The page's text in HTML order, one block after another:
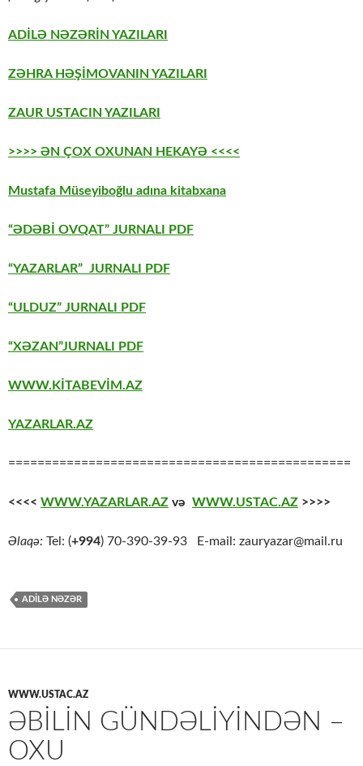
ADİLƏ NƏZƏRİN YAZILARI
ZƏHRA HƏŞİMOVANIN YAZILARI
ZAUR USTACIN YAZILARI
>>>> ƏN ÇOX OXUNAN HEKAYƏ <<<<
Mustafa Müseyiboğlu adına kitabxana
“ƏDƏBİ OVQAT” JURNALI PDF
“YAZARLAR” JURNALI PDF
“ULDUZ” JURNALI PDF
“XƏZAN”JURNALI PDF
WWW.KİTABEVİM.AZ
YAZARLAR.AZ
===============================================
<<<< WWW.YAZARLAR.AZ və WWW.USTAC.AZ >>>>
Əlaqə: Tel: (+994) 70-390-39-93 E-mail: zauryazar@mail.ru
ADİLƏ NƏZƏR
WWW.USTAC.AZ
ƏBILIN GÜNDƏLIYINDƏN –
OXU